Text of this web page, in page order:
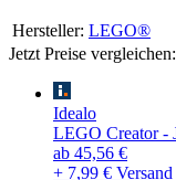
Hersteller: LEGO®
Jetzt Preise vergleichen:
Idealo
LEGO Creator -
ab 45,56 €
+ 7,99 € Versand